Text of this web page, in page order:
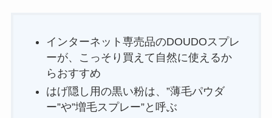
インターネット専売品のDOUDOスプレ
ーが、こっそり買えて自然に使えるか
らおすすめ
はげ隠し用の黒い粉は、”薄毛パウダ
ー”や”増毛スプレー”と呼ぶ